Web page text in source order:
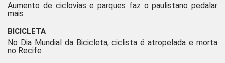
Aumento de ciclovias e parques faz o paulistano pedalar
mais
BICICLETA
No Dia Mundial da Bicicleta, ciclista é atropelada e morta
no Recife